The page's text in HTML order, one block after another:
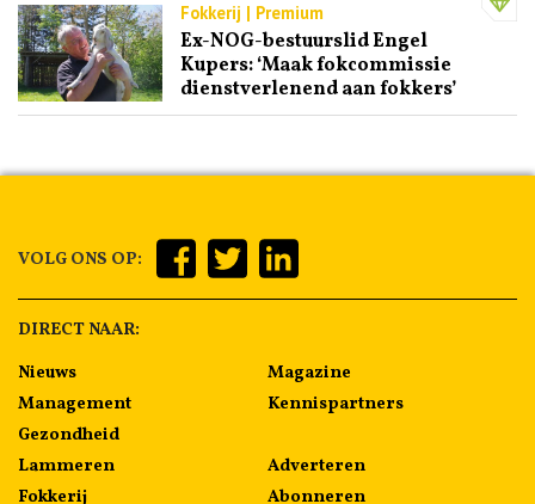
Fokkerij | Premium
Ex-NOG-bestuurslid Engel
Kupers: ‘Maak fokcommissie
dienstverlenend aan fokkers’
VOLG ONS OP:
DIRECT NAAR:
Nieuws
Management
Gezondheid
Lammeren
Fokkerij
Magazine
Kennispartners
Adverteren
Abonneren